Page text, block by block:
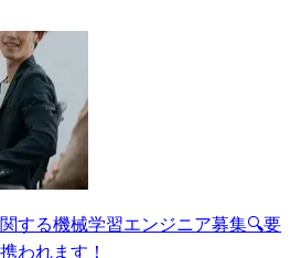
する機械学習エンジニア募集🔍要
われます！